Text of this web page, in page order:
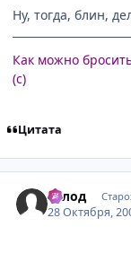
Ну, тогда, блин,
Как можно
(с)
Цитата
Голод
28 Октября,